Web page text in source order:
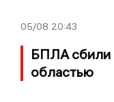
05/08 20:43
БПЛА сбили
областью